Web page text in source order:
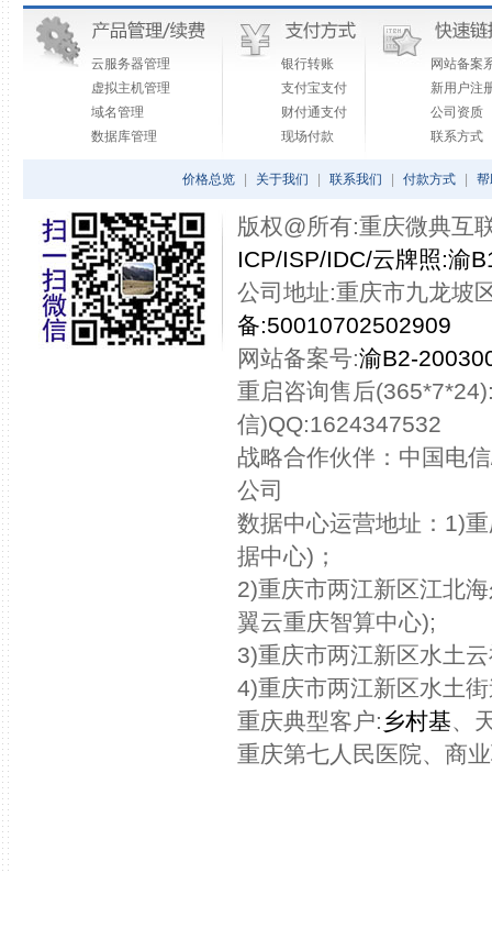
云服务器管理
虚拟主机管理
域名管理
数据库管理
银行转账
支付宝支付
财付通支付
现场付款
网站备案
新用户注
公司资质
联系方式
价格总览 关于我们 联系我们 付款方式
版权@所有:重庆微典互
ICP/ISP/IDC/云牌照:渝
公司地址:重庆市九龙坡
备:50010702502909
网站备案号:渝B2-
重启咨询售后
信)QQ:1624347532
战略合作伙伴：中国电
公司
数据中心运营地址：1)
据中心)；
2)重庆市两江新区江北
翼云重庆智算中心);
3)重庆市两江新区水土
4)重庆市两江新区水土
重庆典型客户: 乡村基、
重庆第七人民医院、商